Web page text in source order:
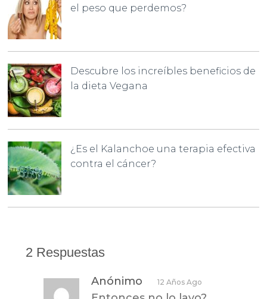
el peso que perdemos?
Descubre los increíbles beneficios de
la dieta Vegana
¿Es el Kalanchoe una terapia efectiva
contra el cáncer?
2 Respuestas
Anónimo 12 Años Ago